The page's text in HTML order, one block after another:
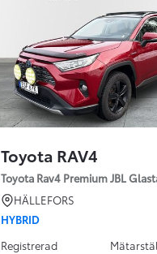
Toyota RAV4
Toyota Rav4 Premium JBL
HÄLLEFORS
HYBRID
Registrerad